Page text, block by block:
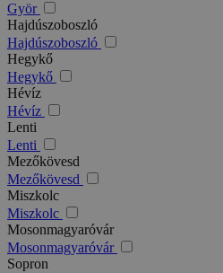
Györ
Hajdúszoboszló
Hajdúszoboszló
Hegykő
Hegykő
Hévíz
Hévíz
Lenti
Lenti
Mezőkövesd
Mezőkövesd
Miszkolc
Miszkolc
Mosonmagyaróvár
Mosonmagyaróvár
Sopron